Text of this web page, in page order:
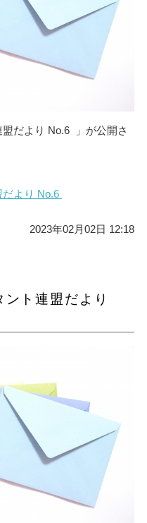
盟だより No.6 」が公開さ
より No.6
2023年02月02日 12:18
ト連盟だより